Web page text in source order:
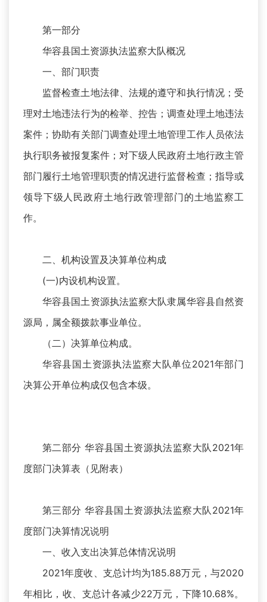
第一部分
华容县国土资源执法监察大队概况
一、部门职责
监督检查土地法律、法规的遵守和执行情况；受
理对土地违法行为的检举、控告；调查处理土地违法
案件；协助有关部门调查处理土地管理工作人员依法
执行职务被报复案件；对下级人民政府土地行政主管
部门履行土地管理职责的情况进行监督检查；指导或
领导下级人民政府土地行政管理部门的土地监察工
作。
二、机构设置及决算单位构成
(一)内设机构设置。
华容县国土资源执法监察大队隶属华容县自然资
源局，属全额拨款事业单位。
（二）决算单位构成。
华容县国土资源执法监察大队单位2021年部门
决算公开单位构成仅包含本级。
第二部分 华容县国土资源执法监察大队2021年
度部门决算表（见附表）
第三部分 华容县国土资源执法监察大队2021年
度部门决算情况说明
一、收入支出决算总体情况说明
2021年度收、支总计均为185.88万元，与2020
年相比，收、支总计各减少22万元，下降10.68%。